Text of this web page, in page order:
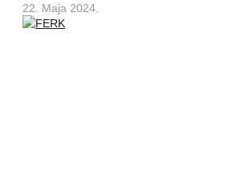
22. Maja 2024.